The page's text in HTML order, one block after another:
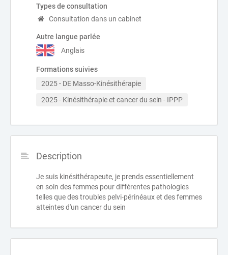
Types de consultation
Consultation dans un cabinet
Autre langue parlée
Anglais
Formations suivies
2025 - DE Masso-Kinésithérapie
2025 - Kinésithérapie et cancer du sein - IPPP
Description
Je suis kinésithérapeute, je prends essentiellement
en soin des femmes pour différentes pathologies
telles que des troubles pelvi-périnéaux et des femmes
atteintes d'un cancer du sein